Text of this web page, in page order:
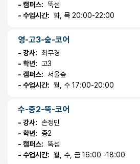
- 캠퍼스:
뚝섬
- 수업시간: 화, 목 20:00-22:00
영-고3-숲-코어
- 강사: 최무경
- 학년:
고3
- 캠퍼스:
서울숲
- 수업시간: 월, 수 17:00-20:00
수-중2-뚝-코어
- 강사: 손정민
- 학년:
중2
- 캠퍼스:
뚝섬
- 수업시간: 월, 수, 금 16:00 -18:00